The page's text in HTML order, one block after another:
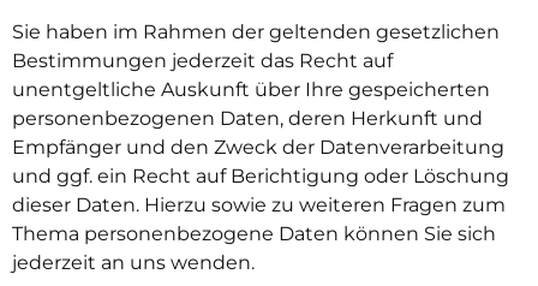
Sie haben im Rahmen der geltenden gesetzlichen
Bestimmungen jederzeit das Recht auf
unentgeltliche Auskunft über Ihre gespeicherten
personenbezogenen Daten, deren Herkunft und
Empfänger und den Zweck der Datenverarbeitung
und ggf. ein Recht auf Berichtigung oder Löschung
dieser Daten. Hierzu sowie zu weiteren Fragen zum
Thema personenbezogene Daten können Sie sich
jederzeit an uns wenden.